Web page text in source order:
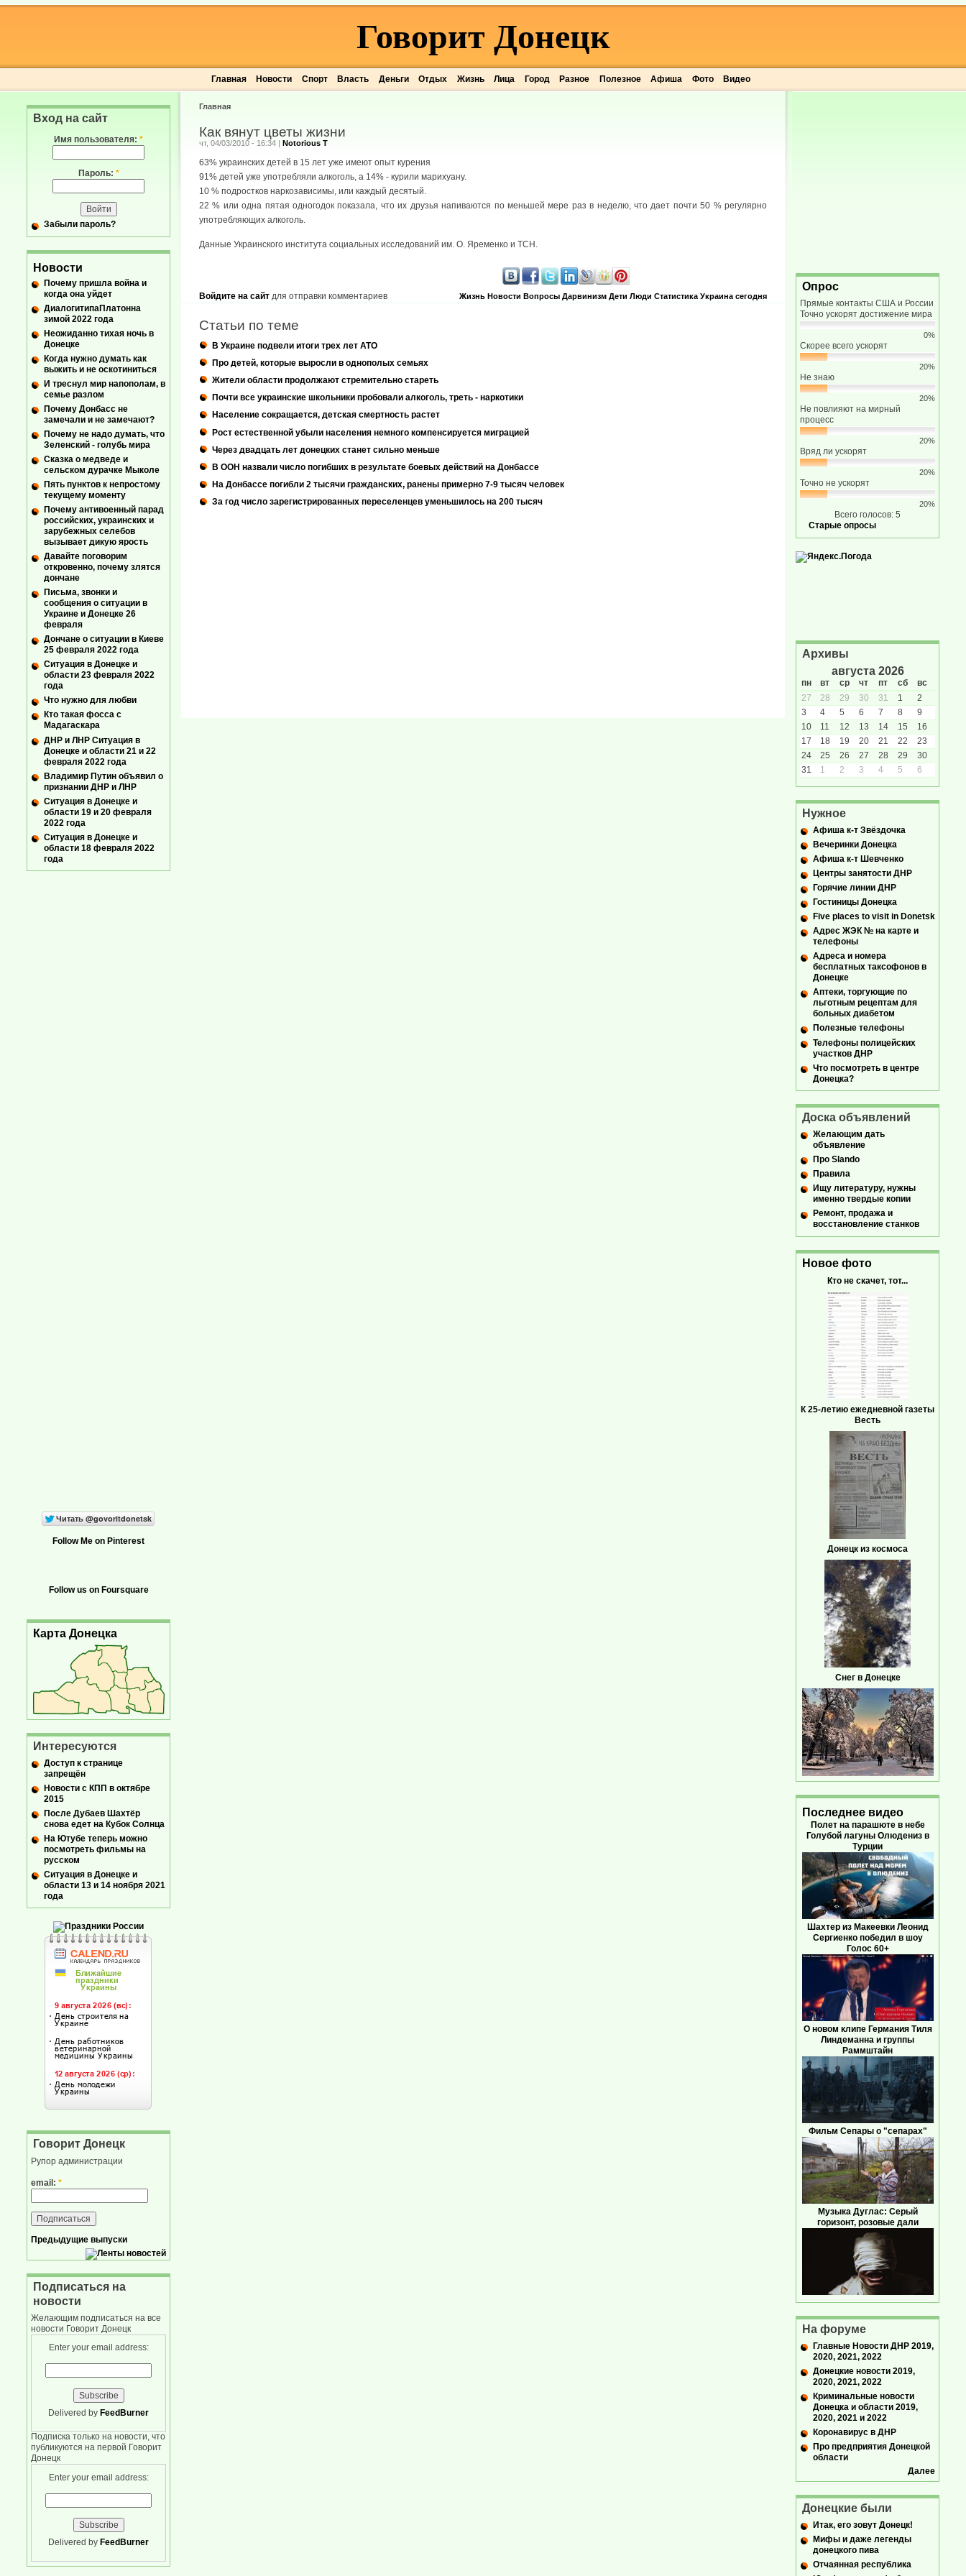
Главная Новости Спорт Власть Деньги Отдых Жизнь Лица Город Разное Полезное Афиша Фото Видео
Говорит Донецк
Главная
Как вянут цветы жизни
чт, 04/03/2010 - 16:34 | Notorious T
63% украинских детей в 15 лет уже имеют опыт курения
91% детей уже употребляли алкоголь, а 14% - курили марихуану.
10 % подростков наркозависимы, или каждый десятый.
22 % или одна пятая одногодок показала, что их друзья напиваются по меньшей мере раз в неделю, что дает почти 50 % регулярно
употребляющих алкоголь.
Данные Украинского института социальных исследований им. О. Яременко и ТСН.
Жизнь Новости Вопросы Дарвинизм Дети Люди Статистика Украина сегодня
Войдите на сайт для отправки комментариев
Статьи по теме
В Украине подвели итоги трех лет АТО
Про детей, которые выросли в однополых семьях
Жители области продолжают стремительно стареть
Почти все украинские школьники пробовали алкоголь, треть - наркотики
Население сокращается, детская смертность растет
Рост естественной убыли населения немного компенсируется миграцией
Через двадцать лет донецких станет сильно меньше
В ООН назвали число погибших в результате боевых действий на Донбассе
На Донбассе погибли 2 тысячи гражданских, ранены примерно 7-9 тысяч человек
За год число зарегистрированных переселенцев уменьшилось на 200 тысяч
Вход на сайт
Имя пользователя: *
Пароль: *
Забыли пароль?
Новости
Почему пришла война и
когда она уйдет
ДиалогитипаПлатонна
зимой 2022 года
Неожиданно тихая ночь в
Донецке
Когда нужно думать как
выжить и не оскотиниться
И треснул мир напополам, в
семье разлом
Почему Донбасс не
замечали и не замечают?
Почему не надо думать, что
Зеленский - голубь мира
Сказка о медведе и
сельском дурачке Мыколе
Пять пунктов к непростому
текущему моменту
Почему антивоенный парад
российских, украинских и
зарубежных селебов
вызывает дикую ярость
Давайте поговорим
откровенно, почему злятся
дончане
Письма, звонки и
сообщения о ситуации в
Украине и Донецке 26
февраля
Дончане о ситуации в Киеве
25 февраля 2022 года
Ситуация в Донецке и
области 23 февраля 2022
года
Что нужно для любви
Кто такая фосса с
Мадагаскара
ДНР и ЛНР Ситуация в
Донецке и области 21 и 22
февраля 2022 года
Владимир Путин объявил о
признании ДНР и ЛНР
Ситуация в Донецке и
области 19 и 20 февраля
2022 года
Ситуация в Донецке и
области 18 февраля 2022
года
Follow Me on Pinterest
Follow us on Foursquare
Карта Донецка
Интересуются
Доступ к странице
запрещён
Новости с КПП в октябре
2015
После Дубаев Шахтёр
снова едет на Кубок Солнца
На Ютубе теперь можно
посмотреть фильмы на
русском
Ситуация в Донецке и
области 13 и 14 ноября 2021
года
Говорит Донецк
Рупор администрации
email: *
Предыдущие выпуски
Подписаться на
новости
Желающим подписаться на все
новости Говорит Донецк
Enter your email address:
Delivered by FeedBurner
Подписка только на новости, что
публикуются на первой Говорит
Донецк
Enter your email address:
Delivered by FeedBurner
Опрос
Прямые контакты США и России
Точно ускорят достижение мира
0%
Скорее всего ускорят
20%
Не знаю
20%
Не повлияют на мирный
процесс
20%
Вряд ли ускорят
20%
Точно не ускорят
20%
Всего голосов: 5
Старые опросы
Архивы
августа 2026
пн вт ср чт пт сб
вс
27
28 29 30 31 1
2
3
4 5 6 7 8
9
10
11 12 13 14 15
16
17
18 19 20 21 22
23
24
25 26 27 28 29
30
31
1 2 3 4 5 6
Нужное
Афиша к-т Звёздочка
Вечеринки Донецка
Афиша к-т Шевченко
Центры занятости ДНР
Горячие линии ДНР
Гостиницы Донецка
Five places to visit in Donetsk
Адрес ЖЭК № на карте и
телефоны
Адреса и номера
бесплатных таксофонов в
Донецке
Аптеки, торгующие по
льготным рецептам для
больных диабетом
Полезные телефоны
Телефоны полицейских
участков ДНР
Что посмотреть в центре
Донецка?
Доска объявлений
Желающим дать
объявление
Про Slando
Правила
Ищу литературу, нужны
именно твердые копии
Ремонт, продажа и
восстановление станков
Новое фото
Кто не скачет, тот...
К 25-летию ежедневной газеты
Весть
Донецк из космоса
Снег в Донецке
Последнее видео
Полет на парашюте в небе
Голубой лагуны Олюдениз в
Турции
Шахтер из Макеевки Леонид
Сергиенко победил в шоу
Голос 60+
О новом клипе Германия Тиля
Линдеманна и группы
Раммштайн
Фильм Сепары о "сепарах"
Музыка Дуглас: Серый
горизонт, розовые дали
На форуме
Главные Новости ДНР 2019,
2020, 2021, 2022
Донецкие новости 2019,
2020, 2021, 2022
Криминальные новости
Донецка и области 2019,
2020, 2021 и 2022
Коронавирус в ДНР
Про предприятия Донецкой
области
Далее
Донецкие были
Итак, его зовут Донецк!
Мифы и даже легенды
донецкого пива
Отчаянная республика